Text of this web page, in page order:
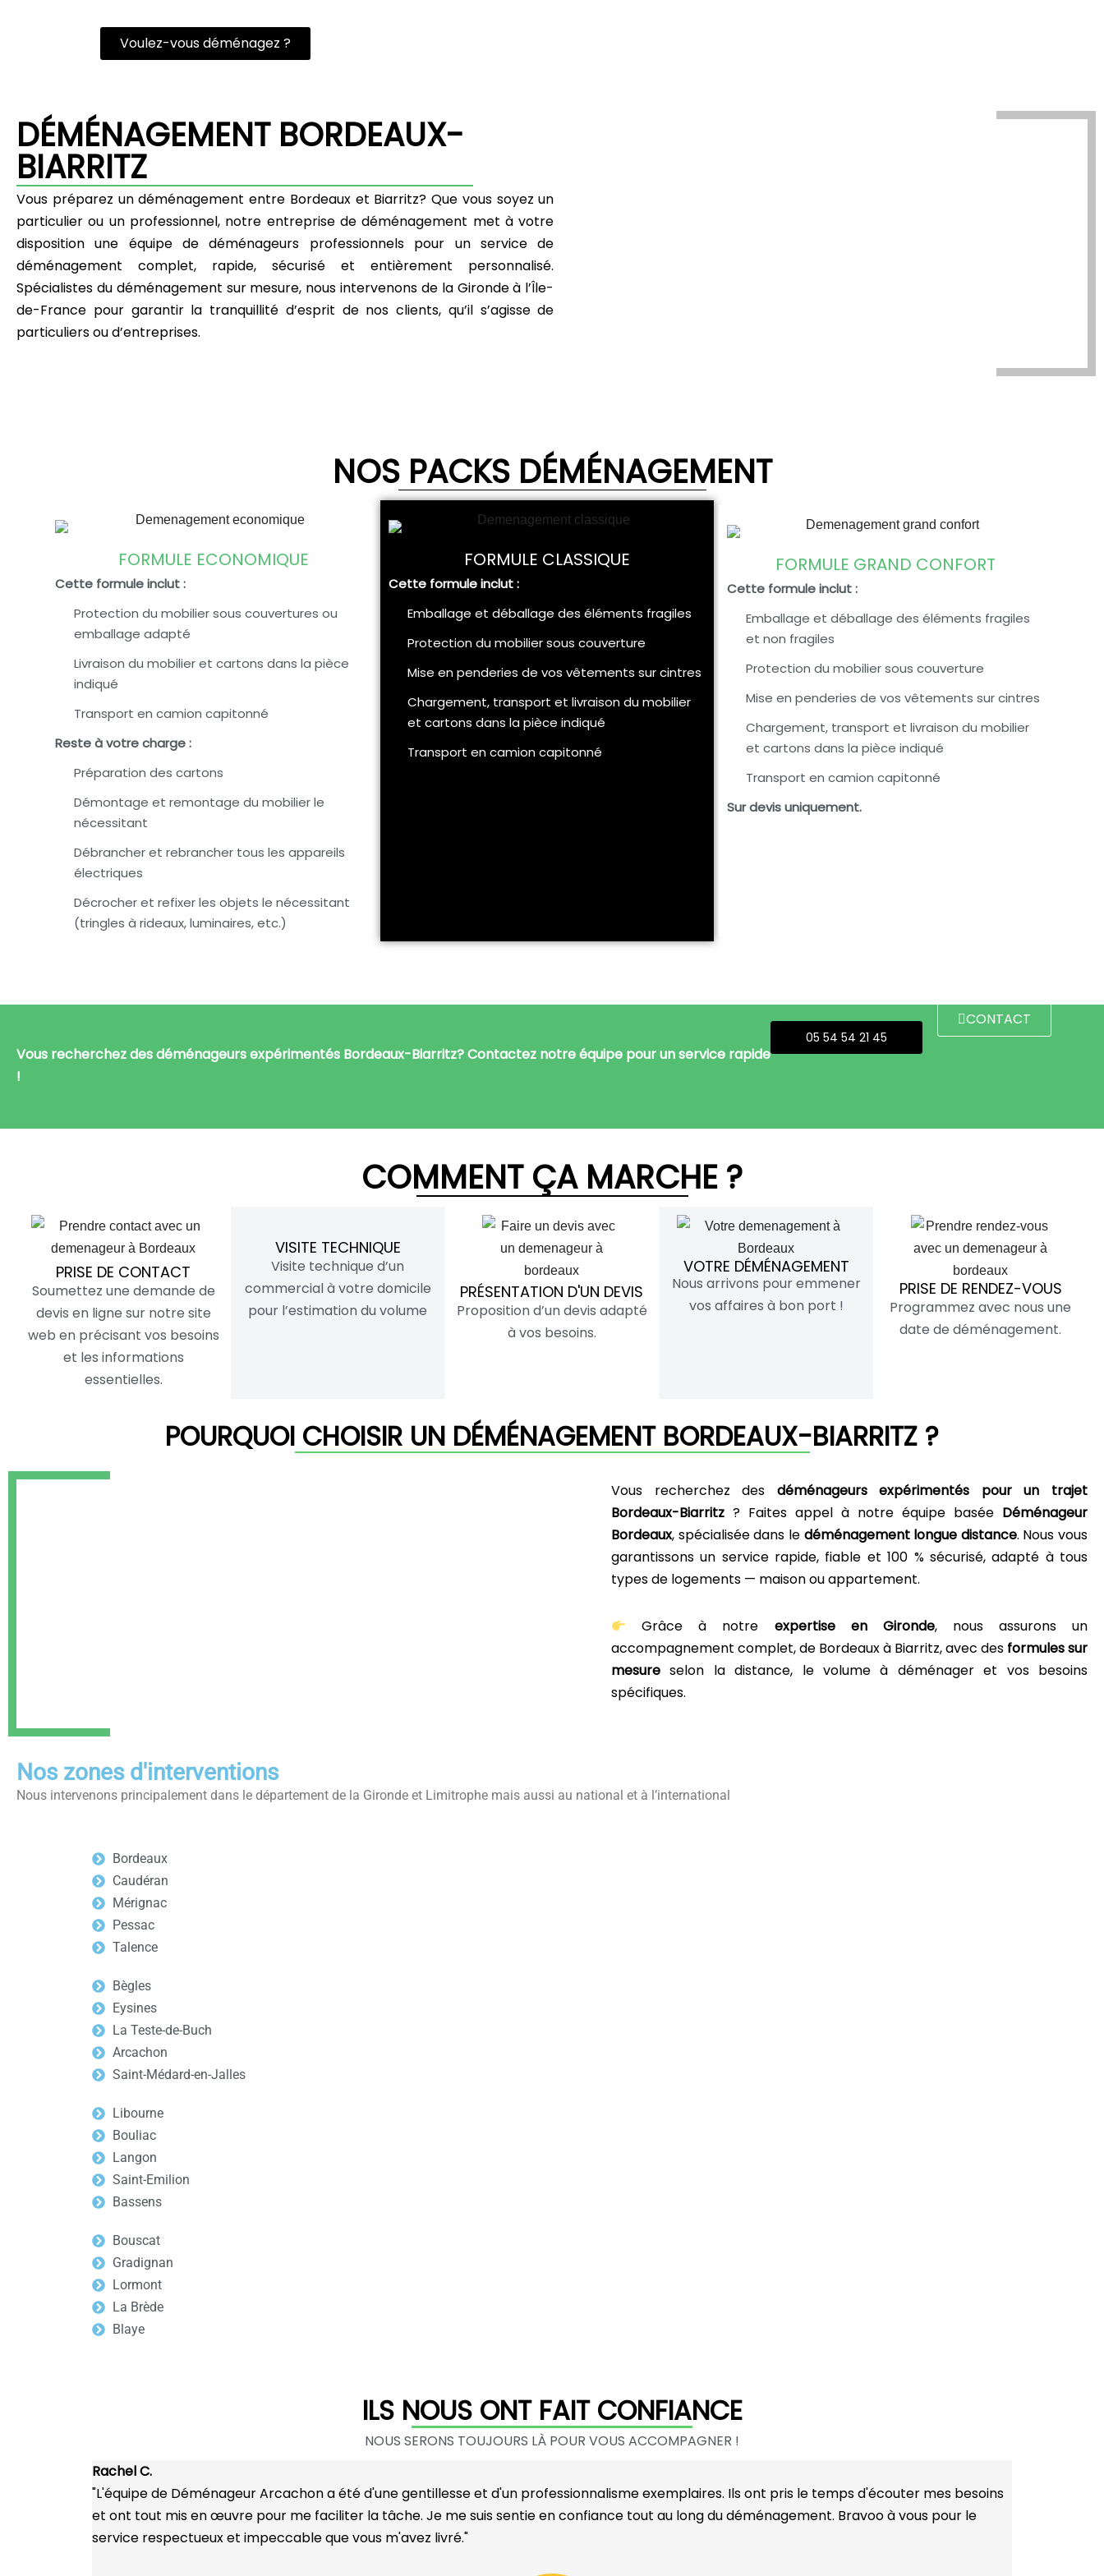
Voulez-vous déménagez ?
DÉMÉNAGEMENT BORDEAUX-
BIARRITZ
Vous préparez un déménagement entre Bordeaux et Biarritz? Que vous soyez un
particulier ou un professionnel, notre entreprise de déménagement met à votre
disposition une équipe de déménageurs professionnels pour un service de
déménagement complet, rapide, sécurisé et entièrement personnalisé.
Spécialistes du déménagement sur mesure, nous intervenons de la Gironde à l’Île-
de-France pour garantir la tranquillité d’esprit de nos clients, qu’il s’agisse de
particuliers ou d’entreprises.
NOS PACKS DÉMÉNAGEMENT
FORMULE ECONOMIQUE
Cette formule inclut :
Protection du mobilier sous couvertures ou
emballage adapté
Livraison du mobilier et cartons dans la pièce
indiqué
Transport en camion capitonné
Reste à votre charge :
Préparation des cartons
Démontage et remontage du mobilier le
nécessitant
Débrancher et rebrancher tous les appareils
électriques
Décrocher et refixer les objets le nécessitant
(tringles à rideaux, luminaires, etc.)
FORMULE CLASSIQUE
Cette formule inclut :
Emballage et déballage des éléments fragiles
Protection du mobilier sous couverture
Mise en penderies de vos vêtements sur cintres
Chargement, transport et livraison du mobilier
et cartons dans la pièce indiqué
Transport en camion capitonné
FORMULE GRAND CONFORT
Cette formule inclut :
Emballage et déballage des éléments fragiles
et non fragiles
Protection du mobilier sous couverture
Mise en penderies de vos vêtements sur cintres
Chargement, transport et livraison du mobilier
et cartons dans la pièce indiqué
Transport en camion capitonné
Sur devis uniquement.
Vous recherchez des déménageurs expérimentés Bordeaux-Biarritz? Contactez notre équipe pour un service rapide
!
05 54 54 21 45
CONTACT
COMMENT ÇA MARCHE ?
PRISE DE CONTACT
Soumettez une demande de
devis en ligne sur notre site
web en précisant vos besoins
et les informations
essentielles.
VISITE TECHNIQUE
Visite technique d’un
commercial à votre domicile
pour l’estimation du volume
PRÉSENTATION D'UN DEVIS
Proposition d’un devis adapté
à vos besoins.
VOTRE DÉMÉNAGEMENT
Nous arrivons pour emmener
vos affaires à bon port !
PRISE DE RENDEZ-VOUS
Programmez avec nous une
date de déménagement.
POURQUOI CHOISIR UN DÉMÉNAGEMENT BORDEAUX-BIARRITZ ?
Vous recherchez des déménageurs expérimentés pour un trajet
Bordeaux-Biarritz? Faites appel à notre équipe basée Déménageur
Bordeaux, spécialisée dans le déménagement longue distance. Nous vous
garantissons un service rapide, fiable et 100 % sécurisé, adapté à tous
types de logements — maison ou appartement.
Grâce à notre expertise en Gironde, nous assurons un
accompagnement complet, de Bordeaux à Biarritz, avec des formules sur
mesure selon la distance, le volume à déménager et vos besoins
spécifiques.
Nos zones d'interventions
Nous intervenons principalement dans le département de la Gironde et Limitrophe mais aussi au national et à l’international
Bordeaux
Caudéran
Mérignac
Pessac
Talence
Bègles
Eysines
La Teste-de-Buch
Arcachon
Saint-Médard-en-Jalles
Libourne
Bouliac
Langon
Saint-Emilion
Bassens
Bouscat
Gradignan
Lormont
La Brède
Blaye
ILS NOUS ONT FAIT CONFIANCE
NOUS SERONS TOUJOURS LÀ POUR VOUS ACCOMPAGNER !
Rachel C.
"L'équipe de Déménageur Arcachon a été d'une gentillesse et d'un professionnalisme exemplaires. Ils ont pris le temps d'écouter mes besoins
et ont tout mis en œuvre pour me faciliter la tâche. Je me suis sentie en confiance tout au long du déménagement. Bravoo à vous pour le
service respectueux et impeccable que vous m'avez livré."